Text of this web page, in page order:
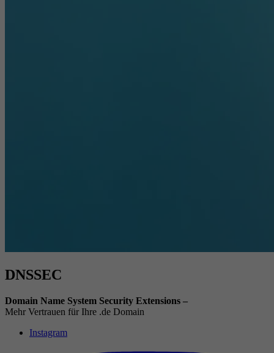
DNSSEC
Domain Name System Security Extensions –
Mehr Vertrauen für Ihre .de Domain
Instagram